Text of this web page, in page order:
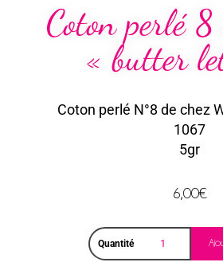
Coton perlé 8
« butter
Coton perlé N°8 de chez
1067
5gr
6,00€
Quantité